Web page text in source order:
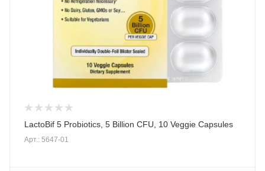
LactoBif 5 Probiotics, 5 Billion CFU, 10 Veggie Capsules
Арт.: 5647-01